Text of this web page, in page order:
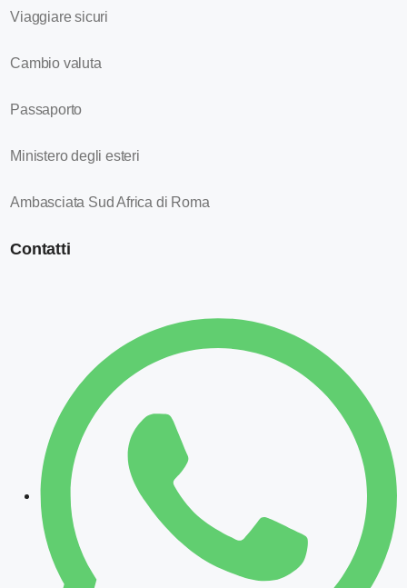
Viaggiare sicuri
Cambio valuta
Passaporto
Ministero degli esteri
Ambasciata Sud Africa di Roma
Contatti